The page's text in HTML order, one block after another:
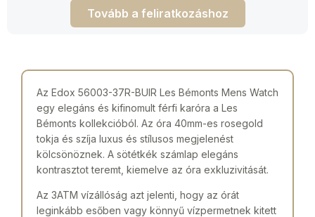
Tovább a feliratkozáshoz
Az Edox 56003-37R-BUIR Les Bémonts Mens Watch
egy elegáns és kifinomult férfi karóra a Les
Bémonts kollekcióból. Az óra 40mm-es rosegold
tokja és szíja luxus és stílusos megjelenést
kölcsönöznek. A sötétkék számlap elegáns
kontrasztot teremt, kiemelve az óra exkluzivitását.
Az 3ATM vízállóság azt jelenti, hogy az órát
leginkább esőben vagy könnyű vízpermetnek kitett